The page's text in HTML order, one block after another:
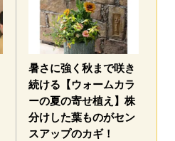
暑さに強く秋まで咲き
続ける【ウォームカラ
ーの夏の寄せ植え】株
分けした葉ものがセン
スアップのカギ！